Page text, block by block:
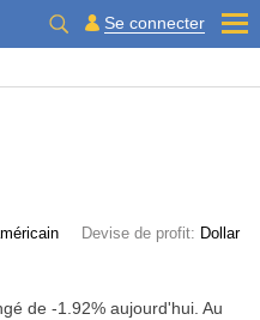
Se connecter
Devise de profit: Dollar
de -1.92% aujourd'hui. Au